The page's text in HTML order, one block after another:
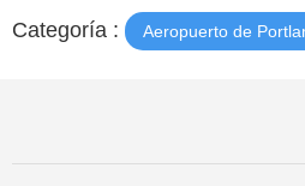
Categoría : Aeropuerto de